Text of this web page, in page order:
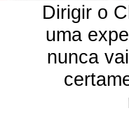
Dirigir o
uma
nunca